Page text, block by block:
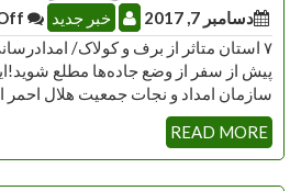
دسامبر 7, 2017 خبر جدید
۷ استان متاثر از برف و کولاک/
پیش از سفر از وضع جاده‌ها مطلع
سازمان امداد و نجات جمعیت هلال احمر
READ MORE